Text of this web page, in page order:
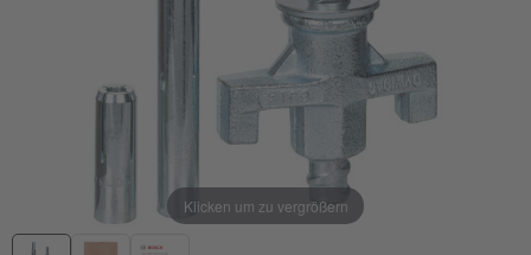
Klicken um zu vergrößern